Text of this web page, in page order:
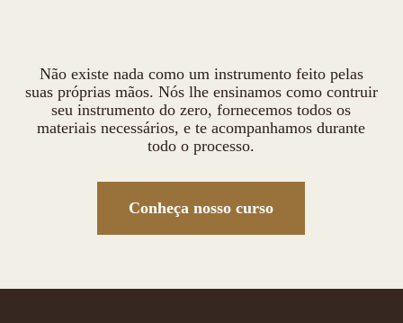
Não existe nada como um instrumento feito pelas
suas próprias mãos. Nós lhe ensinamos como contruir
seu instrumento do zero, fornecemos todos os
materiais necessários, e te acompanhamos durante
todo o processo.
Conheça nosso curso